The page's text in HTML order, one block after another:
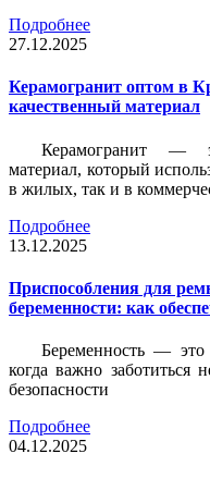
Подробнее
27.12.2025
Керамогранит оптом в
качественный материал
Керамогранит —
материал, который
в жилых, так и в
Подробнее
13.12.2025
Приспособления для
беременности: как
Беременность —
когда важно заботиться
безопасности
Подробнее
04.12.2025